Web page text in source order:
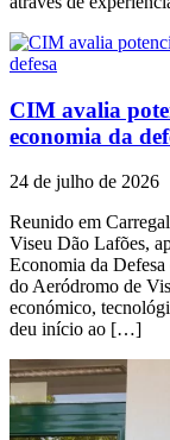
CIM avalia
economia da
24 de julho de 2026
Reunido em
Viseu Dão Lafões,
Economia da
do Aeródromo de
económico,
deu início ao […]